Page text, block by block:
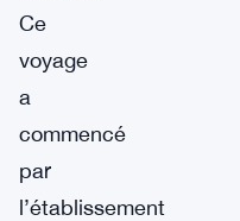
Ce
voyage
a
commencé
par
l’établissement